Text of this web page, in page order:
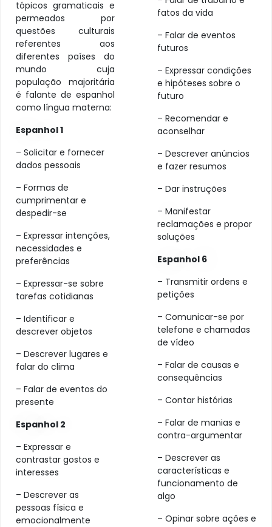
tópicos gramaticais e
permeados por
questões culturais
referentes aos
diferentes países do
mundo cuja
população majoritária
é falante de espanhol
como língua materna:
Espanhol 1
– Solicitar e fornecer
dados pessoais
– Formas de
cumprimentar e
despedir-se
– Expressar intenções,
necessidades e
preferências
– Expressar-se sobre
tarefas cotidianas
– Identificar e
descrever objetos
– Descrever lugares e
falar do clima
– Falar de eventos do
presente
Espanhol 2
– Expressar e
contrastar gostos e
interesses
– Descrever as
pessoas física e
emocionalmente
fatos da vida
– Falar de eventos
futuros
– Expressar condições
e hipóteses sobre o
futuro
– Recomendar e
aconselhar
– Descrever anúncios
e fazer resumos
– Dar instruções
– Manifestar
reclamações e propor
soluções
Espanhol 6
– Transmitir ordens e
petições
– Comunicar-se por
telefone e chamadas
de vídeo
– Falar de causas e
consequências
– Contar histórias
– Falar de manias e
contra-argumentar
– Descrever as
características e
funcionamento de
algo
– Opinar sobre ações e